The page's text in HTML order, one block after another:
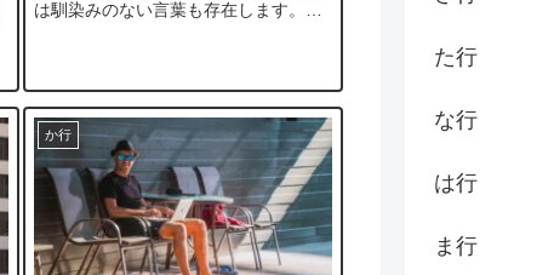
は馴染みのない言葉も存在します。
か。この記事では、「がっちゃんこ」
の意味や...
か行
た行
な行
は行
ま行